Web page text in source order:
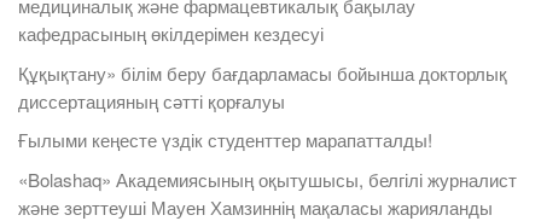
медициналық және фармацевтикалық бақылау
кафедрасының өкілдерімен кездесуі
Құқықтану» білім беру бағдарламасы бойынша докторлық
диссертацияның сәтті қорғалуы
Ғылыми кеңесте үздік студенттер марапатталды!
«Bolashaq» Академиясының оқытушысы, белгілі журналист
және зерттеуші Мауен Хамзиннің мақаласы жарияланды